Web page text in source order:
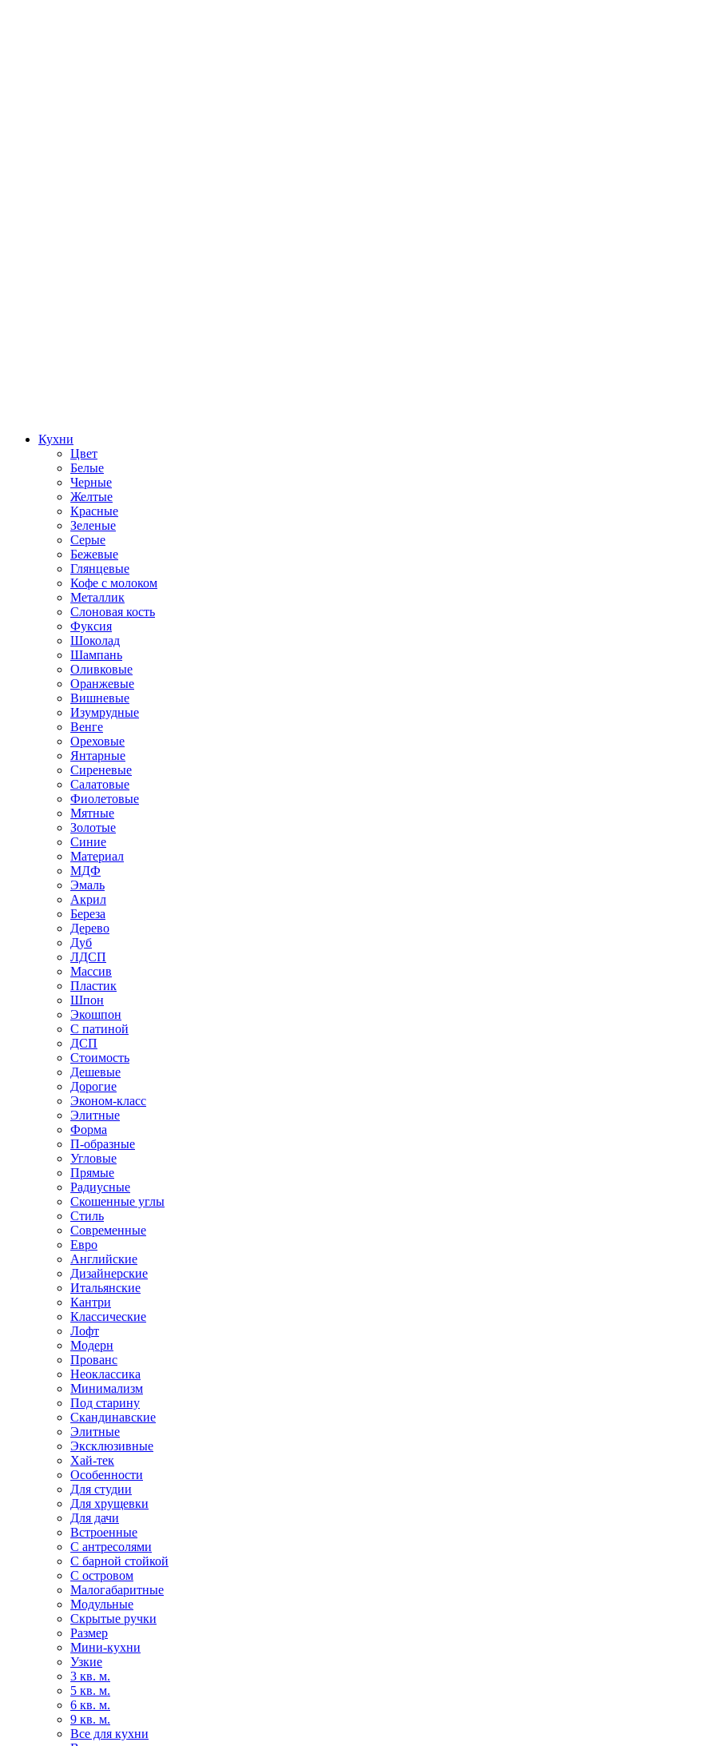
Кухни
Цвет
Белые
Черные
Желтые
Красные
Зеленые
Серые
Бежевые
Глянцевые
Кофе с молоком
Металлик
Слоновая кость
Фуксия
Шоколад
Шампань
Оливковые
Оранжевые
Вишневые
Изумрудные
Венге
Ореховые
Янтарные
Сиреневые
Салатовые
Фиолетовые
Мятные
Золотые
Синие
Материал
МДФ
Эмаль
Акрил
Береза
Дерево
Дуб
ЛДСП
Массив
Пластик
Шпон
Экошпон
С патиной
ДСП
Стоимость
Дешевые
Дорогие
Эконом-класс
Элитные
Форма
П-образные
Угловые
Прямые
Радиусные
Скошенные углы
Стиль
Современные
Евро
Английские
Дизайнерские
Итальянские
Кантри
Классические
Лофт
Модерн
Прованс
Неоклассика
Минимализм
Под старину
Скандинавские
Элитные
Эксклюзивные
Хай-тек
Особенности
Для студии
Для хрущевки
Для дачи
Встроенные
С антресолями
С барной стойкой
С островом
Малогабаритные
Модульные
Скрытые ручки
Размер
Мини-кухни
Узкие
3 кв. м.
5 кв. м.
6 кв. м.
9 кв. м.
Все для кухни